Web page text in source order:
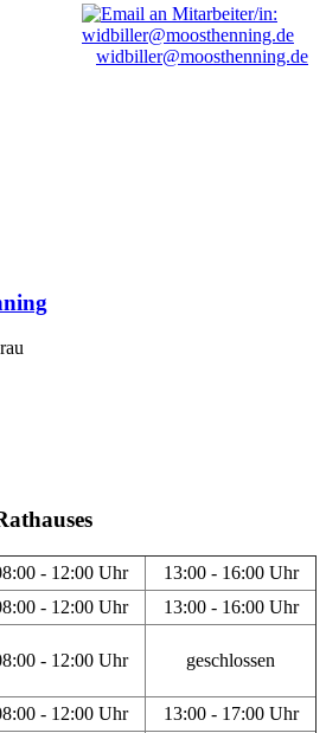
widbiller@moosthenning.de
- 12:00 Uhr
13:00 - 16:00 Uhr
- 12:00 Uhr 13:00 - 16:00 Uhr
- 12:00 Uhr geschlossen
- 12:00 Uhr
13:00 - 17:00 Uhr